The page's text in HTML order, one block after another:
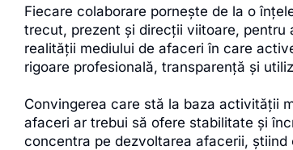
Fiecare colaborare pornește de la o
trecut, prezent și direcții viitoare,
realității mediului de afaceri în care
rigoare profesională, transparență și
Convingerea care stă la baza activității
afaceri ar trebui să ofere stabilitate și
concentra pe dezvoltarea afacerii,